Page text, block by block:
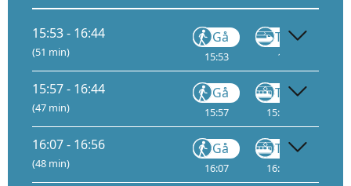
15:53 - 16:44
(51 min)
Gå
15:53
Tog FLY1
16:13
15:57 - 16:44
(47 min)
Gå
15:57
Trikk
15:59
16:07 - 16:56
(48 min)
Gå
16:07
Trikk
16:09